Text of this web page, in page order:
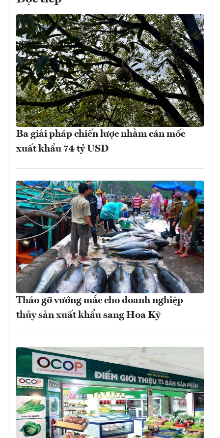
Ba giải pháp chiến lược nhằm cán mốc
xuất khẩu 74 tỷ USD
Tháo gỡ vướng mắc cho doanh nghiệp
thủy sản xuất khẩu sang Hoa Kỳ